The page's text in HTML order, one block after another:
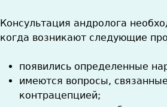
Консультация андролога
когда возникают следующие
появились определенные
имеются вопросы,
контрацепцией;